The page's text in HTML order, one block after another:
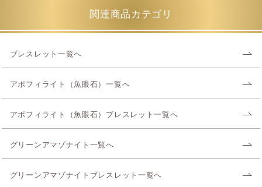
関連商品カテゴリ
ブレスレット一覧へ
アポフィライト（魚眼石）一覧へ
アポフィライト（魚眼石）ブレスレット一覧へ
グリーンアマゾナイト一覧へ
グリーンアマゾナイトブレスレット一覧へ